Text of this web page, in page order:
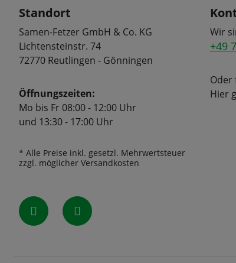
Standort
Samen-Fetzer GmbH & Co. KG
Lichtensteinstr. 74
72770 Reutlingen - Gönningen
Öffnungszeiten:
Mo bis Fr 08:00 - 12:00 Uhr
und 13:30 - 17:00 Uhr
* Alle Preise inkl. gesetzl. Mehrwertsteuer
zzgl. möglicher Versandkosten
Wir
+49
Oder
Hier